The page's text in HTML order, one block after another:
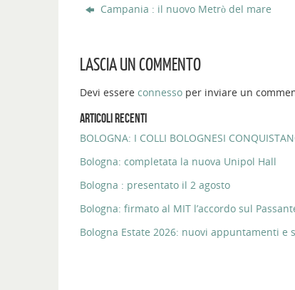
Campania : il nuovo Metrò del mare
LASCIA UN COMMENTO
Devi essere connesso per inviare un
ARTICOLI RECENTI
BOLOGNA: I COLLI BOLOGNESI
Bologna: completata la nuova Unipol Hall
Bologna : presentato il 2 agosto
Bologna: firmato al MIT l’accordo sul
Bologna Estate 2026: nuovi appuntamenti e